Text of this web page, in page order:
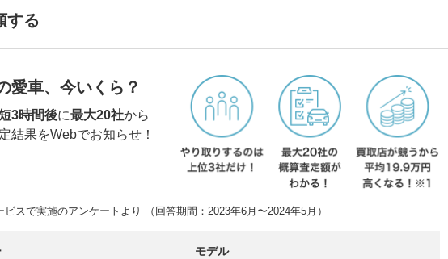
する
愛車、今いくら？
3時間後に最大20社から
結果をWebでお知らせ！
スで実施のアンケートより （回答期間：2023年6月〜2024年5月）
モデル